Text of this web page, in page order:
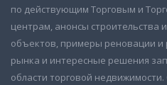
по действующим Торговым и
центрам, анонсы строительства
объектов, примеры реновации и
рынка и интересные решения
области торговой